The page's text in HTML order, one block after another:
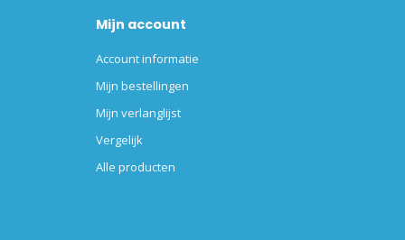
Mijn account
Account informatie
Mijn bestellingen
Mijn verlanglijst
Vergelijk
Alle producten